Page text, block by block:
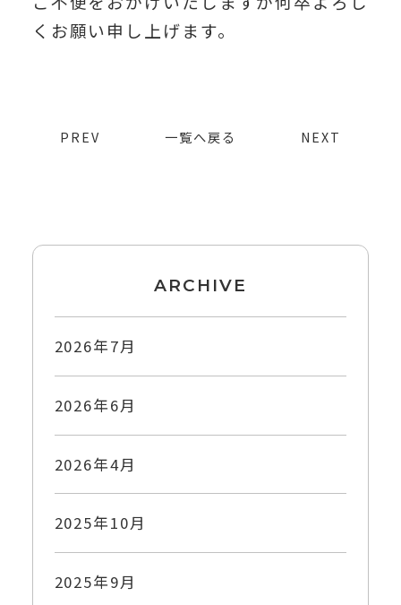
くお願い申し上げます。
PREV 一覧へ戻る NEXT
ARCHIVE
2026年7月
2026年6月
2026年4月
2025年10月
2025年9月